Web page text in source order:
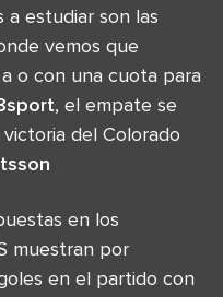
a estudiar son las
vemos que
o con una cuota para
, el empate se
victoria del Colorado
en los
muestran por
en el partido con